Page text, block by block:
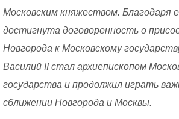
Московским княжеством. Благодаря
достигнута договоренность о
Новгорода к Московскому
Василий II стал архиепископом
государства и продолжил играть
сближении Новгорода и Москвы.